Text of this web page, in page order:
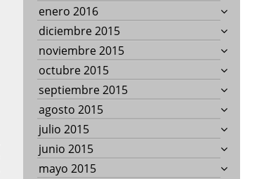
enero 2016
diciembre 2015
noviembre 2015
octubre 2015
septiembre 2015
agosto 2015
julio 2015
junio 2015
mayo 2015